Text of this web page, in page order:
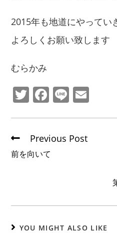
2015年も地道にやってい
よろしくお願い致します
むらかみ
T
w
er
F
a
e
b
k
Li
n
Previous Post
前を向いて
YOU MIGHT ALSO LIKE